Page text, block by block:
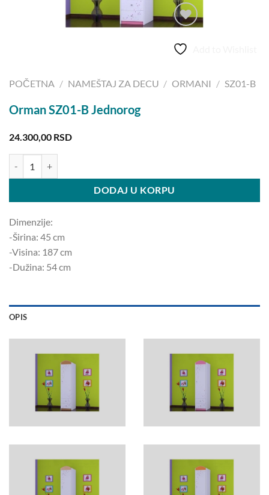
POČETNA / NAMEŠTAJ ZA DECU / ORMANI / SZ01-B
Orman SZ01-B Jednorog
24.300,00 RSD
DODAJ U KORPU
Dimenzije:
-Širina: 45 ​​cm
-Visina: 187 cm
-Dužina: 54 cm
OPIS